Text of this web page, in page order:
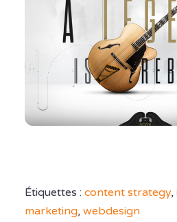
Étiquettes : content strategy,
marketing, webdesign